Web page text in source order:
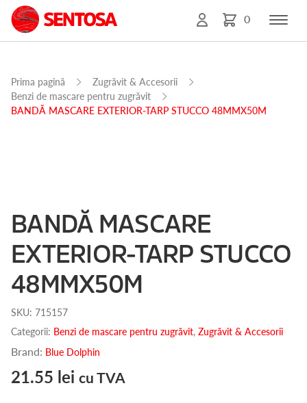
0
Prima pagină
Zugrăvit & Accesorii
Benzi de mascare pentru zugrăvit
BANDĂ MASCARE EXTERIOR-TARP STUCCO 48MMX50M
BANDĂ MASCARE
EXTERIOR-TARP STUCCO
48MMX50M
SKU: 715157
Categorii: Benzi de mascare pentru zugrăvit, Zugrăvit & Accesorii
Brand: Blue Dolphin
21.55 lei cu TVA